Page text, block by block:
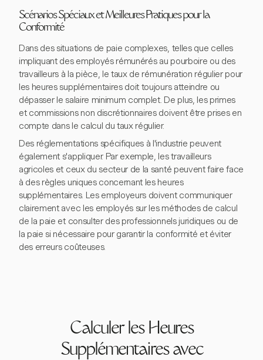
Scénarios Spéciaux et Meilleures Pratiques pour la
Conformité
Dans des situations de paie complexes, telles que celles
impliquant des employés rémunérés au pourboire ou des
travailleurs à la pièce, le taux de rémunération régulier pour
les heures supplémentaires doit toujours atteindre ou
dépasser le salaire minimum complet. De plus, les primes
et commissions non discrétionnaires doivent être prises en
compte dans le calcul du taux régulier.
Des réglementations spécifiques à l'industrie peuvent
également s'appliquer. Par exemple, les travailleurs
agricoles et ceux du secteur de la santé peuvent faire face
à des règles uniques concernant les heures
supplémentaires. Les employeurs doivent communiquer
clairement avec les employés sur les méthodes de calcul
de la paie et consulter des professionnels juridiques ou de
la paie si nécessaire pour garantir la conformité et éviter
des erreurs coûteuses.
Calculer les Heures
Supplémentaires avec